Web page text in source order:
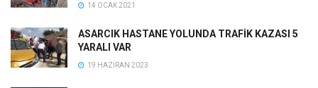
14 OCAK 2021
ASARCIK HASTANE YOLUNDA TRAFİK KAZASI 5
YARALI VAR
19 HAZIRAN 2023